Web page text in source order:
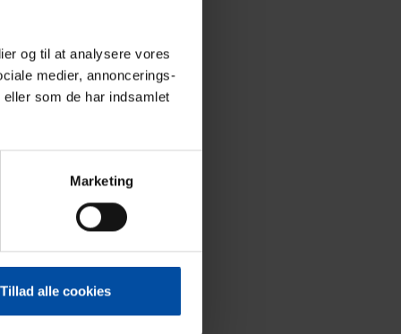
og til at analysere vores
medier, annoncerings-
som de har indsamlet
Marketing
Tillad alle cookies